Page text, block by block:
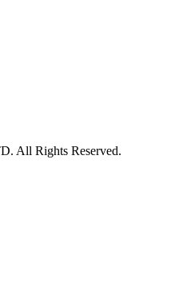
All Rights Reserved.